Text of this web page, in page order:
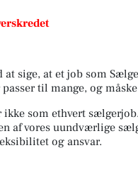
sige, at et job som
til mange, og
som ethvert
af vores uundværlige
og ansvar.